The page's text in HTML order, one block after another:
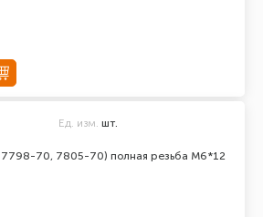
70, 7805-70) полная резьба М6*12
Ед. изм. шт.